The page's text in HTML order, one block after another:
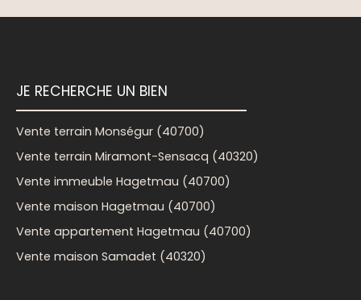
JE RECHERCHE UN BIEN
Vente terrain Monségur (40700)
Vente terrain Miramont-Sensacq (40320)
Vente immeuble Hagetmau (40700)
Vente maison Hagetmau (40700)
Vente appartement Hagetmau (40700)
Vente maison Samadet (40320)